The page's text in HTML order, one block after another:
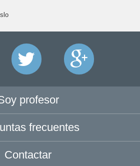
profesor
frecuentes
Contactar